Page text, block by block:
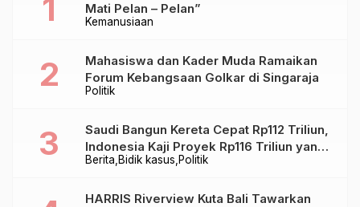
Kemanusiaan
Mati Pelan – Pelan”
Politik
Mahasiswa dan Kader Muda Ramaikan
Forum Kebangsaan Golkar di Singaraja
Berita Bidik kasus Politik
Saudi Bangun Kereta Cepat Rp112 Triliun,
Indonesia Kaji Proyek Rp116 Triliun yang
Baru Sampai Bandung
HARRIS Riverview Kuta Bali Tawarkan